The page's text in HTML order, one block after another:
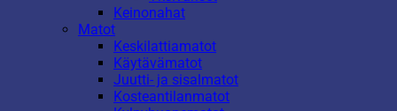
Keinonahat
Matot
Keskilattiamatot
Käytävämatot
Juutti- ja sisalmatot
Kosteantilanmatot